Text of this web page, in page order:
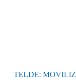
TELDE: